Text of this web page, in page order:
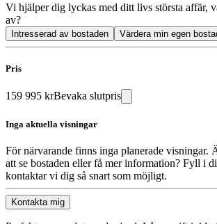
Vi hjälper dig lyckas med ditt livs största affär,
av?
Intresserad av bostaden Värdera min egen
Pris
159 995 krBevaka slutpris
Inga aktuella visningar
För närvarande finns inga planerade visningar.
att se bostaden eller få mer information? Fyll i
kontaktar vi dig så snart som möjligt.
Kontakta mig